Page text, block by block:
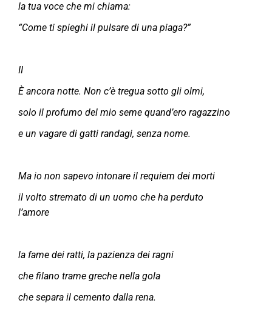
la tua voce che mi chiama:
“Come ti spieghi il pulsare di una piaga?”
II
È ancora notte. Non c’è tregua sotto gli olmi,
solo il profumo del mio seme quand’ero ragazzino
e un vagare di gatti randagi, senza nome.
Ma io non sapevo intonare il requiem dei morti
il volto stremato di un uomo che ha perduto
l’amore
la fame dei ratti, la pazienza dei ragni
che filano trame greche nella gola
che separa il cemento dalla rena.